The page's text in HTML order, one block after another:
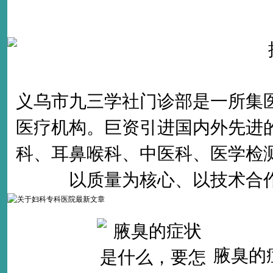
义乌市九三学社门诊部是一所
医疗机构。巨资引进国内外先
科、耳鼻喉科、中医科、医学检
以质量为核心、以技术
腋臭